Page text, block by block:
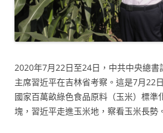
2020年7月22日至24日，中共中央總
主席習近平在吉林省考察。這是7月22
國家百萬畝綠色食品原料（玉米）標準
塊，習近平走進玉米地，察看玉米長勢